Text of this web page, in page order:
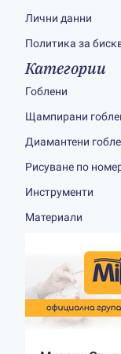
Лични данни
Политика за
Категории
Гоблени
Щампирани
Диамантени
Рисуване по
Инструменти
Материали